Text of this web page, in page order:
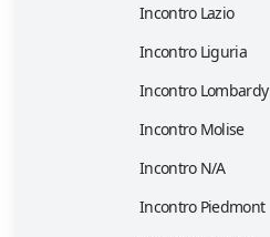
Incontro Lazio
Incontro Liguria
Incontro Lombardy
Incontro Molise
Incontro N/A
Incontro Piedmont